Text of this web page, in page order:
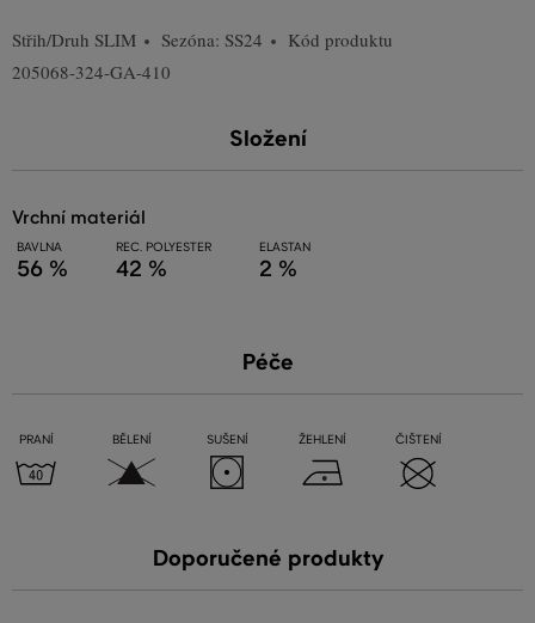
Střih/Druh SLIM Sezóna: SS24
Kód produktu
205068-324-GA-410
Složení
vrchní materiál
BAVLNA
56 %
REC. POLYESTER
42 %
ELASTAN
2 %
Péče
PRANÍ BĚLENÍ SUŠENÍ ŽEHLENÍ ČIŠTENÍ
Doporučené produkty